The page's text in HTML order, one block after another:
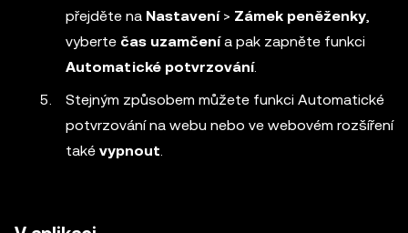
přejděte na Nastavení> Zámek peněženky
vyberte čas uzamčenía pak zapněte funkci
Automatické potvrzování.
Stejným způsobem můžete funkci Automatické
potvrzování na webu nebo ve webovém rozšíření
také vypnout